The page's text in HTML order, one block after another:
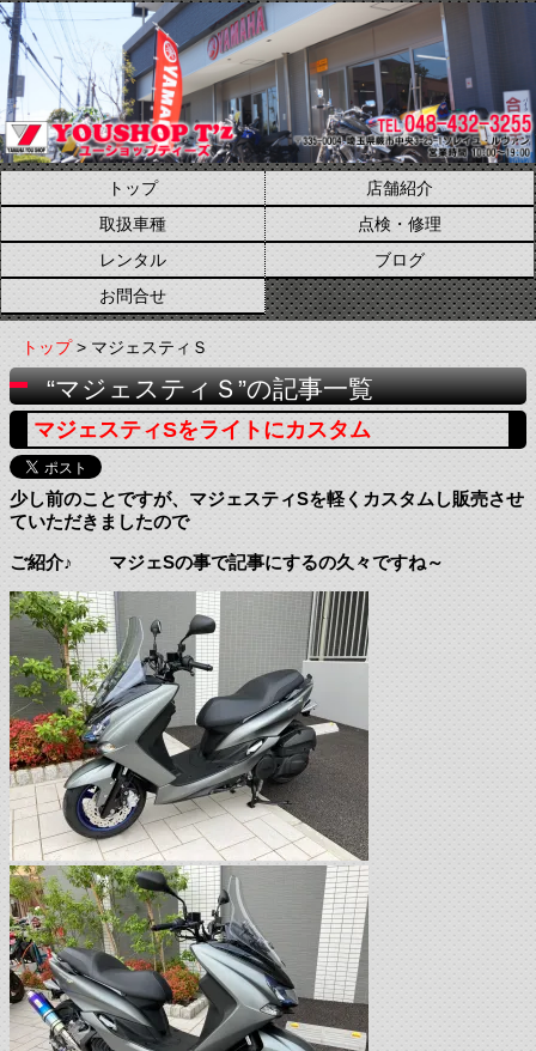
トップ
店舗紹介
取扱車種
点検・修理
レンタル
ブログ
お問合せ
トップ> マジェスティＳ
“マジェスティＳ”の記事一覧
マジェスティSをライトにカスタム
少し前のことですが、マジェスティSを軽くカスタムし販売させ
ていただきましたので
ご紹介♪ マジェSの事で記事にするの久々ですね～